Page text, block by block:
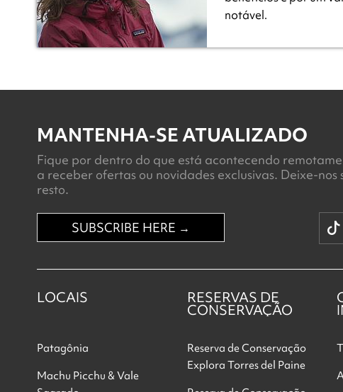
notável.
MANTENHA-SE ATUALIZADO
Fique por dentro do que está acontecendo
a receber ofertas ou novidades exclusivas. Deixe-nos
resto.
SUBSCRIBE HERE →
LOCAIS
Patagônia
Machu Picchu & Vale
RESERVAS DE
CONSERVAÇÃO
Reserva de Conservação
Explora Torres del Paine